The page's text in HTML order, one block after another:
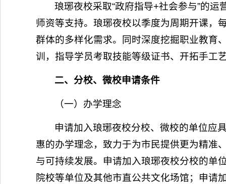
琅琊夜校采取“政府指导+社会参与”的
师资等支持。琅琊夜校以季度为周期开课
群体的多样化需求。同时深度挖掘职业教育
训，指导学员考取技能等级证书、开拓手工
二、分校、微校申请条件
（一）办学理念
申请加入琅琊夜校分校、微校的单位应
惠的办学理念，致力于为市民提供更为精准
与可持续发展。申请加入琅琊夜校分校的单
院校等单位及其他市直公共文化场馆；申请